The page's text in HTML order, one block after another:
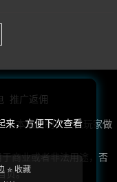
(61)
(48)
推广返佣
非本站自制，仅供玩家做
商业或者非法用途，否
负。
来，方便下次查看
⭐ 收藏